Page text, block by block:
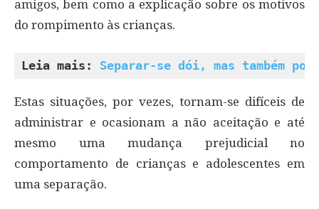
amigos, bem como a explicação sobre os motivos
do rompimento às crianças.
Leia mais: Separar-se dói, mas também
Estas situações, por vezes, tornam-se difíceis de
administrar e ocasionam a não aceitação e até
mesmo uma mudança prejudicial no
comportamento de crianças e adolescentes em
uma separação.